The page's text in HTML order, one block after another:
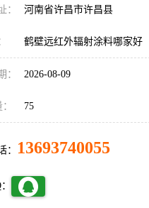
： 河南省许昌市许昌县
鹤壁远红外辐射涂料哪家好
： 2026-08-09
75
： 13693740055